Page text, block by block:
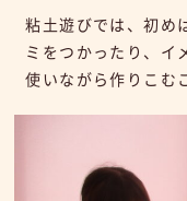
粘土遊びでは、初め
ミをつかったり、イ
使いながら作りこむ